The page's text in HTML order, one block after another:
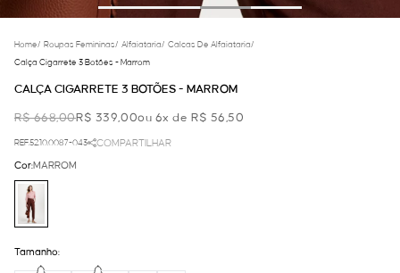
Home/ Roupas Femininas/ Alfaiataria/ Calcas De Alfaiataria/
Calça Cigarrete 3 Botões - Marrom
CALÇA CIGARRETE 3 BOTÕES - MARROM
R$ 668,00R$ 339,00ou 6x de R$ 56,50
REF.52.10.0087-043 COMPARTILHAR
Cor:MARROM
Tamanho: